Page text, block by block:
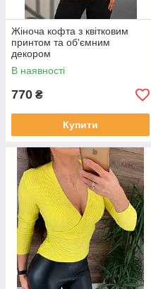
Жіноча кофта з квітковим
принтом та об'ємним
декором
В наявності
770 ₴
Купити